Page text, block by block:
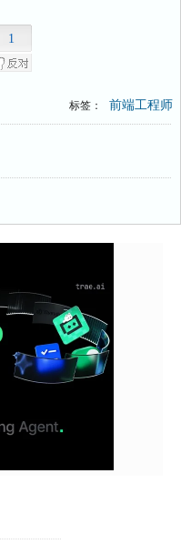
1
标签： 前端工程师